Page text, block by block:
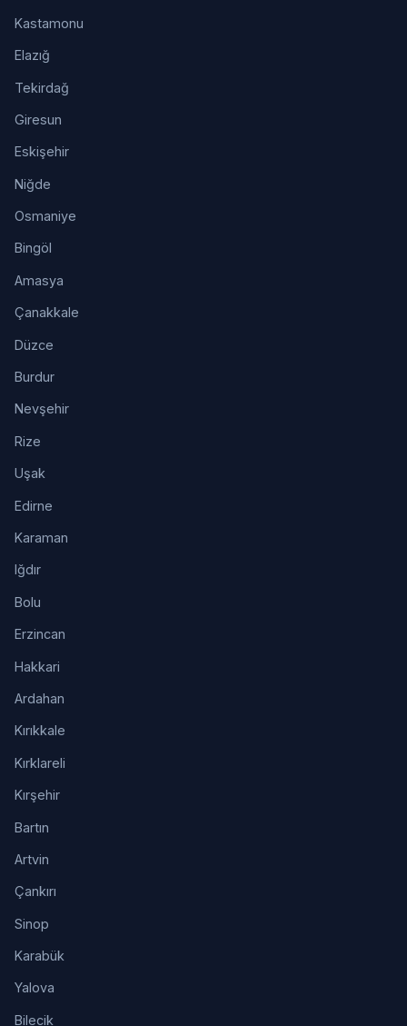
Kastamonu
Elazığ
Tekirdağ
Giresun
Eskişehir
Niğde
Osmaniye
Bingöl
Amasya
Çanakkale
Düzce
Burdur
Nevşehir
Rize
Uşak
Edirne
Karaman
Iğdır
Bolu
Erzincan
Hakkari
Ardahan
Kırıkkale
Kırklareli
Kırşehir
Bartın
Artvin
Çankırı
Sinop
Karabük
Yalova
Bilecik